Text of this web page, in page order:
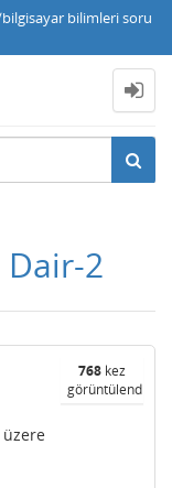
bilimleri soru
2
768 kez
görüntülendi